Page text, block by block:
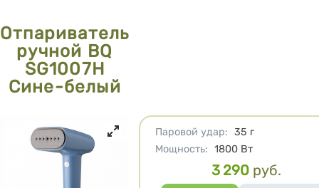
Отпариватель
ручной BQ
SG1007H
Сине-белый
Характеристики
Паровой удар: 35 г
Мощность: 1800 Вт
Цена
3 290 руб.